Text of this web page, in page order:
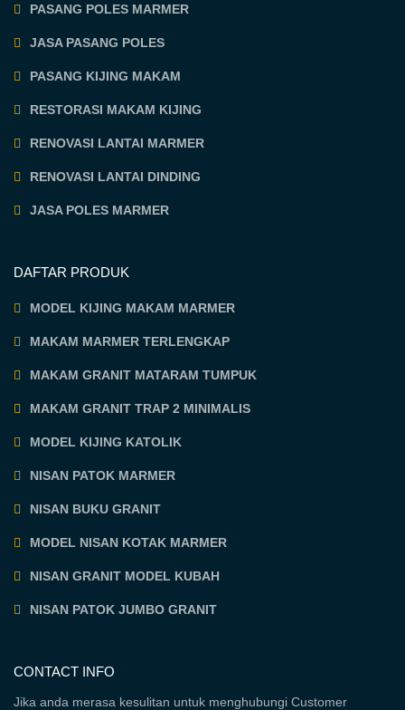
PASANG POLES MARMER
JASA PASANG POLES
PASANG KIJING MAKAM
RESTORASI MAKAM KIJING
RENOVASI LANTAI MARMER
RENOVASI LANTAI DINDING
JASA POLES MARMER
DAFTAR PRODUK
MODEL KIJING MAKAM MARMER
MAKAM MARMER TERLENGKAP
MAKAM GRANIT MATARAM TUMPUK
MAKAM GRANIT TRAP 2 MINIMALIS
MODEL KIJING KATOLIK
NISAN PATOK MARMER
NISAN BUKU GRANIT
MODEL NISAN KOTAK MARMER
NISAN GRANIT MODEL KUBAH
NISAN PATOK JUMBO GRANIT
CONTACT INFO
Jika anda merasa kesulitan untuk menghubungi Customer